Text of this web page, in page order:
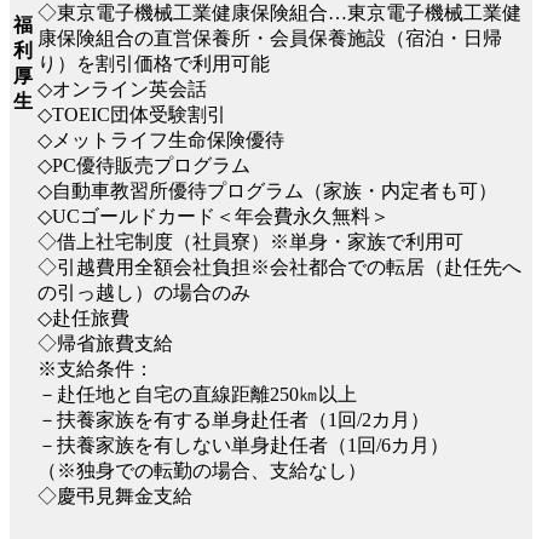
福
利
厚
生
◇東京電子機械工業健康保険組合…東京電子機械工業健
康保険組合の直営保養所・会員保養施設（宿泊・日帰
り）を割引価格で利用可能
◇オンライン英会話
◇TOEIC団体受験割引
◇メットライフ生命保険優待
◇PC優待販売プログラム
◇自動車教習所優待プログラム（家族・内定者も可）
◇UCゴールドカード＜年会費永久無料＞
◇借上社宅制度（社員寮）※単身・家族で利用可
◇引越費用全額会社負担※会社都合での転居（赴任先へ
の引っ越し）の場合のみ
◇赴任旅費
◇帰省旅費支給
※支給条件：
－赴任地と自宅の直線距離250㎞以上
－扶養家族を有する単身赴任者（1回/2カ月）
－扶養家族を有しない単身赴任者（1回/6カ月）
（※独身での転勤の場合、支給なし）
◇慶弔見舞金支給